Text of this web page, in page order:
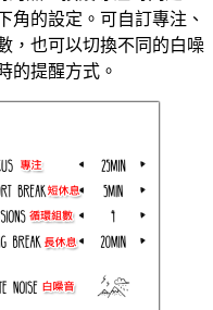
角的設定。可自訂專注、
，也可以切換不同的白噪
的提醒方式。